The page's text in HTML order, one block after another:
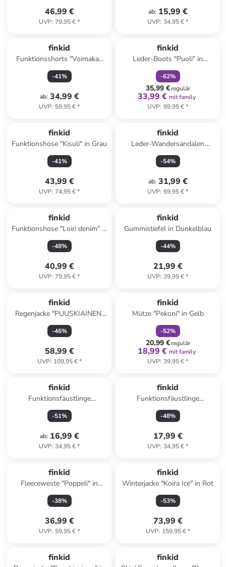
46,99 €
UVP: 79,95 €*
ab: 15,99 €
UVP: 34,95 €*
finkid
Funktionsshorts "Voimakas
Protect" in Blau
-41%
ab: 34,99 €
UVP: 59,95 €*
finkid
Leder-Boots "Puoli" in
Dunkelblau
-62%
35,99 €regulär
33,99 € mit family
UVP: 89,95 €*
finkid
Funktionshose "Kisuli" in Grau
-41%
43,99 €
UVP: 74,95 €*
finkid
Leder-Wandersandalen
"Sankari" in Hellbraun
-54%
ab: 31,99 €
UVP: 69,95 €*
finkid
Funktionshose "Loiri denim" in
Dunkelblau
-48%
40,99 €
UVP: 79,95 €*
finkid
Gummistiefel in Dunkelblau
-44%
21,99 €
UVP: 39,95 €*
finkid
Regenjacke "PUUSKIAINEN"
in Pflaume
-46%
58,99 €
UVP: 109,95 €*
finkid
Mütze "Pekoni" in Gelb
-52%
20,99 €regulär
18,99 € mit family
UVP: 39,95 €*
finkid
Funktionsfäustlinge
"NUPUJUSSI WOOL" in
Dunkelblau
-51%
ab: 16,99 €
UVP: 34,95 €*
finkid
Funktionsfäustlinge
"NUPUJUSSI WOOL" in Grün
-48%
17,99 €
UVP: 34,95 €*
finkid
Fleeceweste "Poppeli" in
Dunkelblau
-38%
36,99 €
UVP: 59,95 €*
finkid
Winterjacke "Koira Ice" in Rot
-53%
73,99 €
UVP: 159,95 €*
finkid finkid